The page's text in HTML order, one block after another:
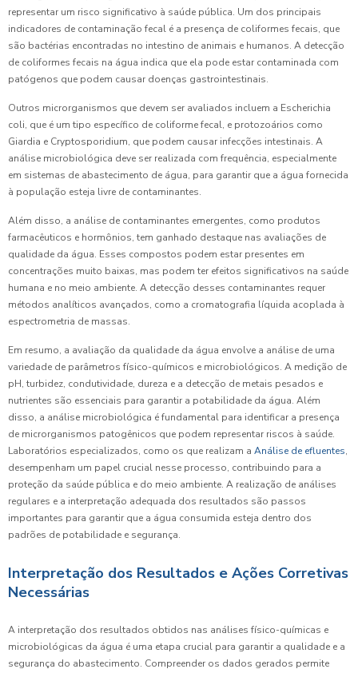
representar um risco significativo à saúde pública. Um dos principais
indicadores de contaminação fecal é a presença de coliformes fecais, que
são bactérias encontradas no intestino de animais e humanos. A detecção
de coliformes fecais na água indica que ela pode estar contaminada com
patógenos que podem causar doenças gastrointestinais.
Outros microrganismos que devem ser avaliados incluem a Escherichia
coli, que é um tipo específico de coliforme fecal, e protozoários como
Giardia e Cryptosporidium, que podem causar infecções intestinais. A
análise microbiológica deve ser realizada com frequência, especialmente
em sistemas de abastecimento de água, para garantir que a água fornecida
à população esteja livre de contaminantes.
Além disso, a análise de contaminantes emergentes, como produtos
farmacêuticos e hormônios, tem ganhado destaque nas avaliações de
qualidade da água. Esses compostos podem estar presentes em
concentrações muito baixas, mas podem ter efeitos significativos na saúde
humana e no meio ambiente. A detecção desses contaminantes requer
métodos analíticos avançados, como a cromatografia líquida acoplada à
espectrometria de massas.
Em resumo, a avaliação da qualidade da água envolve a análise de uma
variedade de parâmetros físico-químicos e microbiológicos. A medição de
pH, turbidez, condutividade, dureza e a detecção de metais pesados e
nutrientes são essenciais para garantir a potabilidade da água. Além
disso, a análise microbiológica é fundamental para identificar a presença
de microrganismos patogênicos que podem representar riscos à saúde.
Laboratórios especializados, como os que realizam a Análise de efluentes,
desempenham um papel crucial nesse processo, contribuindo para a
proteção da saúde pública e do meio ambiente. A realização de análises
regulares e a interpretação adequada dos resultados são passos
importantes para garantir que a água consumida esteja dentro dos
padrões de potabilidade e segurança.
Interpretação dos Resultados e Ações Corretivas
Necessárias
A interpretação dos resultados obtidos nas análises físico-químicas e
microbiológicas da água é uma etapa crucial para garantir a qualidade e a
segurança do abastecimento. Compreender os dados gerados permite